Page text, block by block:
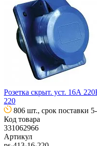
Розетка скрыт. уст. 16А
220
806 шт., срок поставки
Код товара
331062966
Артикул